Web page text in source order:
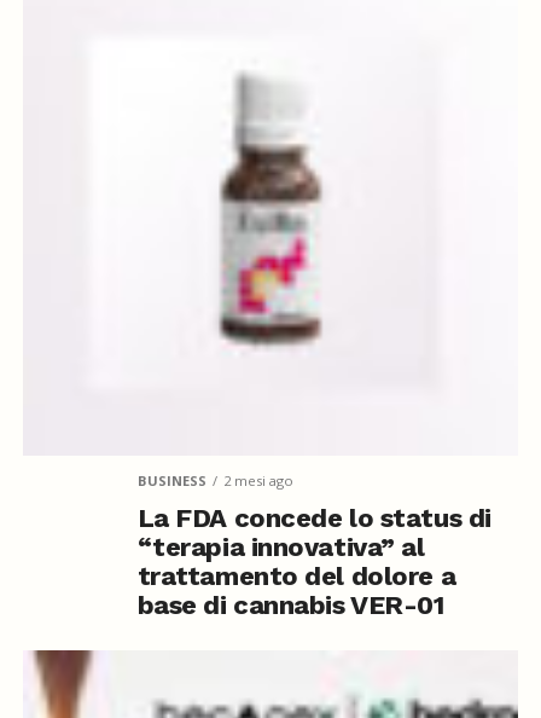
BUSINESS 2 mesi ago
La FDA concede lo status di
“terapia innovativa” al
trattamento del dolore a
base di cannabis VER-01